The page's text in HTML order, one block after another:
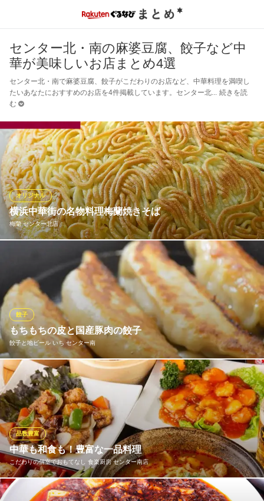
センター北・南の麻婆豆腐、餃子など中
華が美味しいお店まとめ4選
センター北・南で麻婆豆腐、餃子がこだわりのお店など、中華料理を満喫し
たいあなたにおすすめのお店を4件掲載しています。センター北
続きを読
む
横浜中華街の名物料理梅蘭焼きそば
梅蘭 センター北店
オリジナル
TV・雑誌等でも数多く取り上げられる、横浜中華街の名物料理と
なった「梅蘭焼きそば」。カリッと焼いた焼きそばの間に豚肉・
モヤシ・玉ねぎなどのトロリとした、アツアツの醤油味のあんが
たっぷり。開発してから30年以上、中華街で愛され続ける味を是
非ご賞味下さい！
梅蘭 センター北店
名物 梅蘭焼きそば
横浜市営地下鉄センター北駅3番出口 徒歩1分
神奈川県横浜市都筑区中川中央1-1-3 ショッピングタウンあいたい3F
もちもちの皮と国産豚肉の餃子
餃子と地ビール いち センター南
餃子
熱々で食べていただけるよう、鉄鍋で提供される大ぶりの餃子は
皮からオリジナル。国産小麦を使用してもっちりした食感が楽し
めます。餡は国産豚の肩肉のみを使用。肉のうまみの強い肩肉の
みを使用することでもちもちの皮に負けない餡に仕上がっていま
す。様々なビールとご一緒にお楽しみ下さい。
餃子と地ビール いち センター南
熱々鉄鍋餃子と地ビール
横浜市営地下鉄センター南駅 徒歩4分
神奈川県横浜市都筑区茅ヶ崎中央18-5 LLCビル1F
中華も和食も！豊富な一品料理
こだわりの個室でおもてなし 食楽厨房 センター南店
品数豊富
和食や本格中華がリーズナブルに楽しめる当店で、宴会やお食事